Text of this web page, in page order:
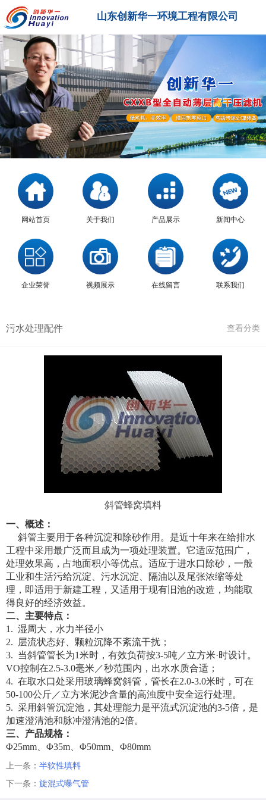
山东创新华一环境工程有限公司
网站首页 关于我们 产品展示 新闻中心
企业荣誉 视频展示 在线留言 联系我们
污水处理配件 查看分类
斜管蜂窝填料
一、概述：
斜管主要用于各种沉淀和除砂作用。是近十年来在给排水
工程中采用最广泛而且成为一项处理装置。它适应范围广，
处理效果高，占地面积小等优点。适应于进水口除砂，一般
工业和生活污给沉淀、污水沉淀、隔油以及尾张浓缩等处
理，即适用于新建工程，又适用于现有旧池的改造，均能取
得良好的经济效益。
二、主要特点：
1. 湿周大，水力半径小
2. 层流状态好、颗粒沉降不紊流干扰；
3. 当斜管管长为1米时，有效负荷按3-5吨／立方米·时设计。
VO控制在2.5-3.0毫米／秒范围内，出水水质合适；
4. 在取水口处采用玻璃蜂窝斜管，管长在2.0-3.0米时，可在
50-100公斤／立方米泥沙含量的高浊度中安全运行处理。
5. 采用斜管沉淀池，其处理能力是平流式沉淀池的3-5倍，是
加速澄清池和脉冲澄清池的2倍。
三、 产品规格：
Φ25mm、Φ35m、Φ50mm、Φ80mm
上一条： 半软性填料
下一条： 旋混式曝气管